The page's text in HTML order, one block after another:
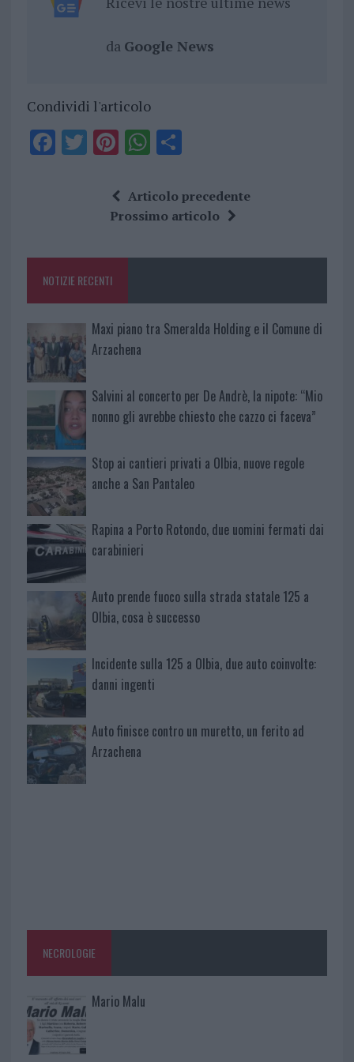
da Google News
Condividi l'articolo
F
o
k
T Pi
te
re
W
at
s
p
S
a
re
Articolo precedente
Prossimo articolo
NOTIZIE RECENTI
Maxi piano tra Smeralda Holding e il Comune di
Arzachena
Salvini al concerto per De Andrè, la nipote: “Mio
nonno gli avrebbe chiesto che cazzo ci faceva”
Stop ai cantieri privati a Olbia, nuove regole
anche a San Pantaleo
Rapina a Porto Rotondo, due uomini fermati dai
carabinieri
Auto prende fuoco sulla strada statale 125 a
Olbia, cosa è successo
Incidente sulla 125 a Olbia, due auto coinvolte:
danni ingenti
Auto finisce contro un muretto, un ferito ad
Arzachena
NECROLOGIE
Mario Malu